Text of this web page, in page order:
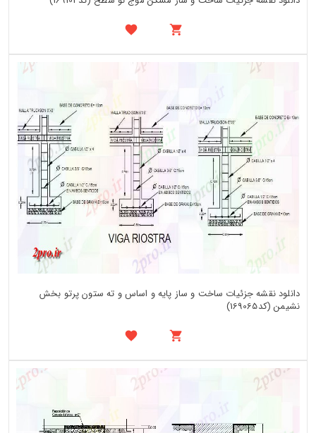
دانلود نقشه جزئیات ساخت و ساز پایه و اساس و ته ستون پرتو بخش
نشیمن (کد169065)